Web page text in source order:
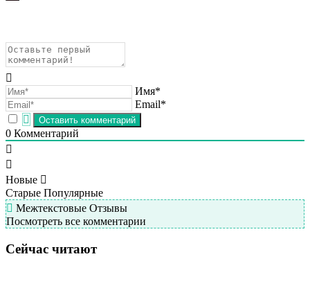
Имя*
Email*
0 Комментарий
Новые
Старые Популярные
Межтекстовые Отзывы
Посмотреть все комментарии
Сейчас читают